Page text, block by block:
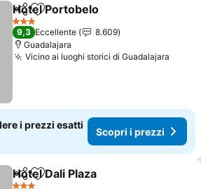
CondividiAggiungi ai preferiti
Hotel Portobelo
3 Stelle
9,3 Eccellente
8.609
Guadalajara
Vicino ai luoghi storici di Guadalajara
i prezzi esatti
Scopri i prezzi
CondividiAggiungi ai preferiti
Hotel Dali Plaza